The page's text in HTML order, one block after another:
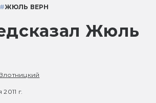
#ЖЮЛЬ ВЕРН
Жюль
г.